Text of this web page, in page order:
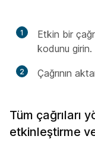
1
Etkin bir
kodunu girin.
2 Çağrının
Tüm çağrıları
etkinleştirme